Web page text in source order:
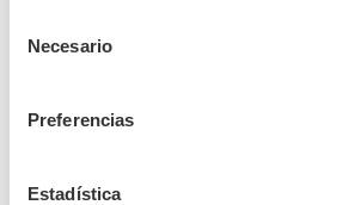
Necesario
Preferencias
Estadística